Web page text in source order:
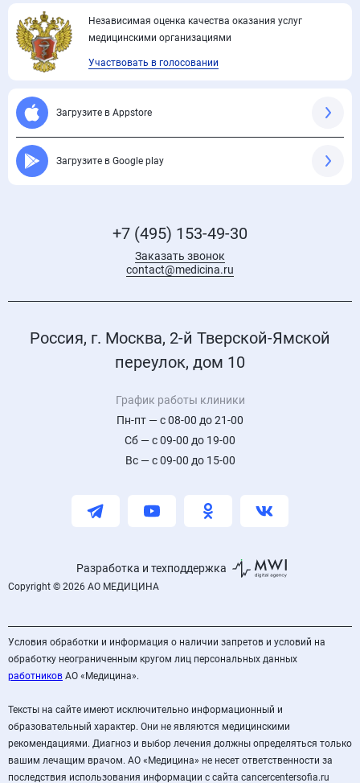
Независимая оценка качества оказания услуг
медицинскими организациями
Участвовать в голосовании
Загрузите в Appstore
Загрузите в Google play
+7 (495) 153-49-30
Заказать звонок
contact@medicina.ru
Россия, г. Москва, 2-й Тверской-Ямской
переулок, дом 10
График работы клиники
Пн-пт — с 08-00 до 21-00
Сб — с 09-00 до 19-00
Вс — с 09-00 до 15-00
Разработка и техподдержка
Copyright © 2026 АО МЕДИЦИНА
Условия обработки и информация о наличии запретов и условий на
обработку неограниченным кругом лиц персональных данных
работников АО «Медицина».
Тексты на сайте имеют исключительно информационный и
образовательный характер. Они не являются медицинскими
рекомендациями. Диагноз и выбор лечения должны определяться только
вашим лечащим врачом. АО «Медицина» не несет ответственности за
последствия использования информации с сайта cancercentersofia.ru